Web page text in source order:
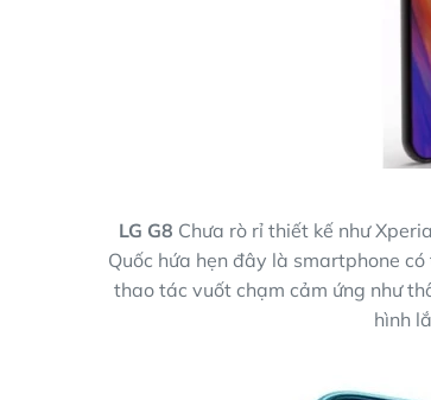
LG G8 Chưa rò rỉ thiết kế như
Quốc hứa hẹn đây là smartphone
thao tác vuốt chạm cảm ứng như
hình